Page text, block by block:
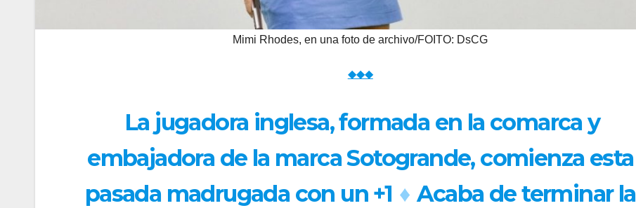
Mimi Rhodes, en una foto de archivo/FOITO: DsCG
◆◆◆
La jugadora inglesa, formada en la comarca y
embajadora de la marca Sotogrande, comienza esta
pasada madrugada con un +1 ♦ Acaba de terminar la